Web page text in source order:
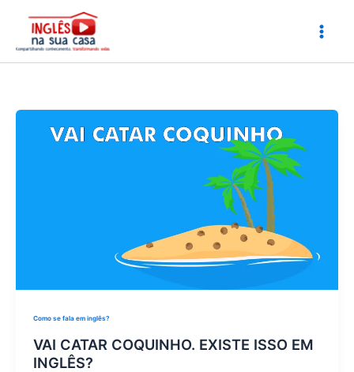
conteúdo
Como se fala em inglês?
VAI CATAR COQUINHO. EXISTE ISSO EM
INGLÊS?